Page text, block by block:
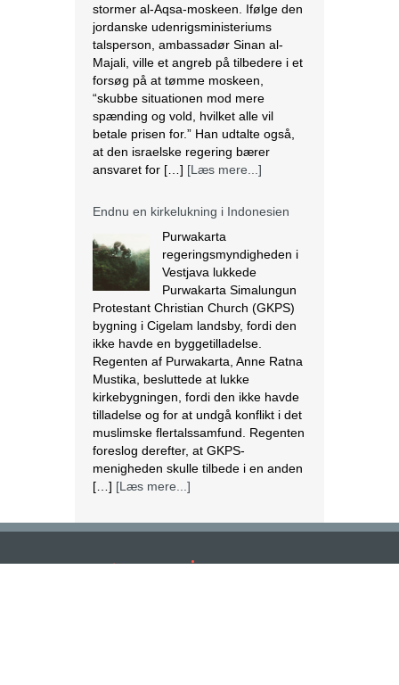
stormer al-Aqsa-moskeen. Ifølge den
jordanske udenrigsministeriums
talsperson, ambassadør Sinan al-
Majali, ville et angreb på tilbedere i et
forsøg på at tømme moskeen,
“skubbe situationen mod mere
spænding og vold, hvilket alle vil
betale prisen for.” Han udtalte også,
at den israelske regering bærer
ansvaret for […] [Læs mere...]
Endnu en kirkelukning i Indonesien
Purwakarta
regeringsmyndigheden i
Vestjava lukkede
Purwakarta Simalungun
Protestant Christian Church (GKPS)
bygning i Cigelam landsby, fordi den
ikke havde en byggetilladelse.
Regenten af Purwakarta, Anne Ratna
Mustika, besluttede at lukke
kirkebygningen, fordi den ikke havde
tilladelse og for at undgå konflikt i det
muslimske flertalssamfund. Regenten
foreslog derefter, at GKPS-
menigheden skulle tilbede i en anden
[…] [Læs mere...]